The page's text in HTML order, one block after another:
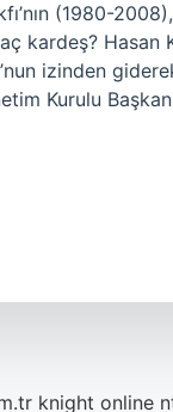
(1980-
kardeş? Hasan
izinden
Kurulu
knight online